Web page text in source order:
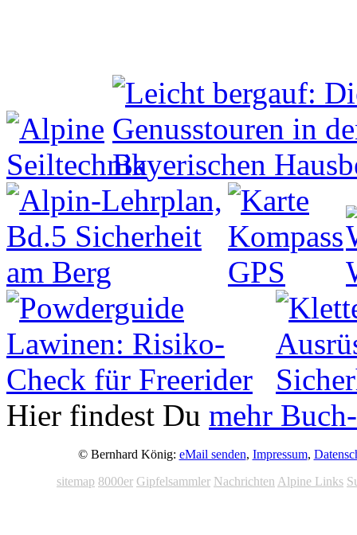
Hier findest Du mehr
© Bernhard König: eMail senden, Impressum,
sitemap 8000er Gipfelsammler Nachrichten Alpine Links